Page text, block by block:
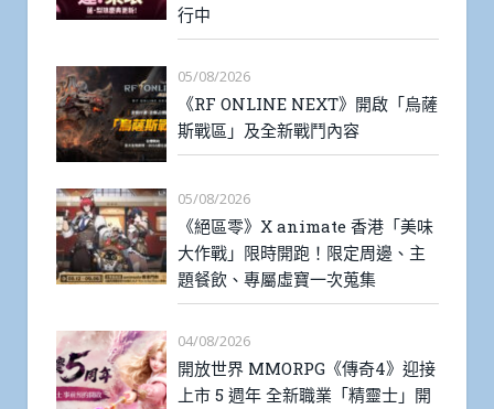
行中
05/08/2026
《RF ONLINE NEXT》開啟「烏薩
斯戰區」及全新戰鬥內容
05/08/2026
《絕區零》X animate 香港「美味
大作戰」限時開跑！限定周邊、主
題餐飲、專屬虛寶一次蒐集
04/08/2026
開放世界 MMORPG《傳奇4》迎接
上市 5 週年 全新職業「精靈士」開